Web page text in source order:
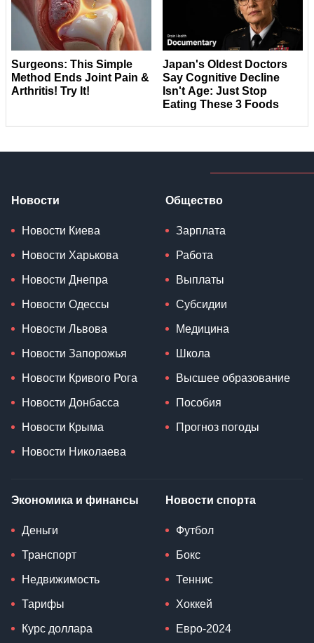
Новости
Новости Киева
Новости Харькова
Новости Днепра
Новости Одессы
Новости Львова
Новости Запорожья
Новости Кривого Рога
Новости Донбасса
Новости Крыма
Новости Николаева
Общество
Зарплата
Работа
Выплаты
Субсидии
Медицина
Школа
Высшее образование
Пособия
Прогноз погоды
Экономика и финансы
Деньги
Транспорт
Недвижимость
Тарифы
Курс доллара
Новости спорта
Футбол
Бокс
Теннис
Хоккей
Евро-2024